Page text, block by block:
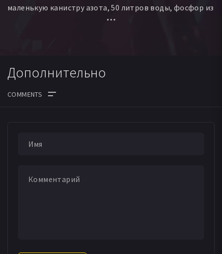
маленькую канистру азота, 50 литров воды, фосфор из
50 тысяч спичек, железо из небольшого гвоздя и еще
дающие жизнь. 60 000 миллиардов мельчайших,
осуществляются клетками. И чем больше мы узнаем о
живые существа, от амебы до человека состоят из
Дополнительно